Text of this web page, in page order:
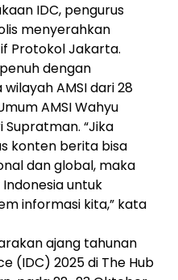
IDC, pengurus
menyerahkan
Protokol Jakarta.
dengan
AMSI dari 28
AMSI Wahyu
“Jika
konten berita bisa
dan global, maka
untuk
informasi kita,” kata
ajang tahunan
(IDC) 2025 di The Hub